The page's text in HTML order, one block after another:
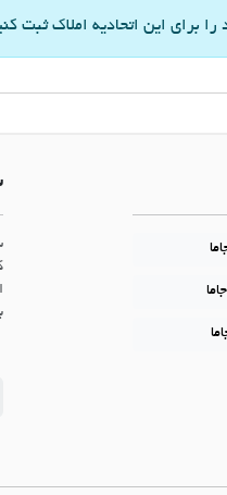
را برای این اتحادیه املاک ثبت